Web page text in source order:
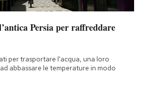
Persia per raffreddare
per trasportare l'acqua, una loro
abbassare le temperature in modo